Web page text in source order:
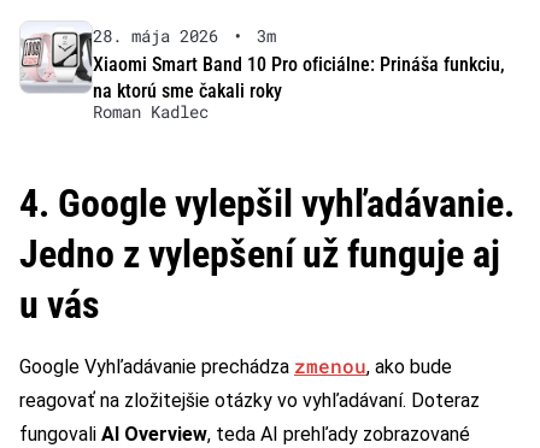
28. mája 2026 •
3m
Xiaomi Smart Band 10 Pro oficiálne: Prináša funkciu,
na ktorú sme čakali roky
Roman Kadlec
4. Google vylepšil vyhľadávanie.
Jedno z vylepšení už funguje aj
u vás
Google Vyhľadávanie prechádza zmenou, ako bude
reagovať na zložitejšie otázky vo vyhľadávaní. Doteraz
fungovali AI Overview, teda AI prehľady zobrazované